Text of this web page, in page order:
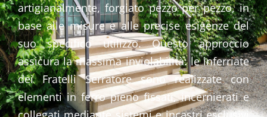
artigianalmente, forgiato pezzo per pezzo, in
base alle misure e alle precise esigenze del
suo specifico utilizzo. Questo approccio
assicura la massima inviolabilità: le inferriate
dei Fratelli Serratore sono realizzate con
elementi in ferro pieno fissati, incernierati e